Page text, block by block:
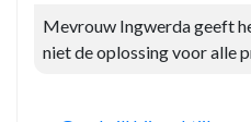
Mevrouw Ingwerda geeft
niet de oplossing voor alle